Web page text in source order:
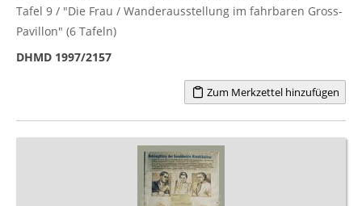
Tafel 9 / "Die Frau / Wanderausstellung im fahrbaren Gross-
Pavillon" (6 Tafeln)
DHMD 1997/2157
Zum Merkzettel hinzufügen